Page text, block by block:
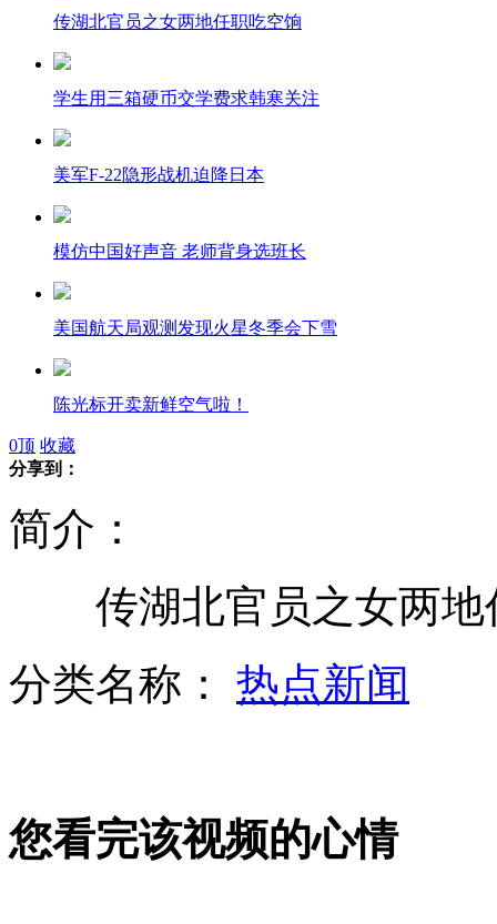
传湖北官员之女两地任职吃空饷
学生用三箱硬币交学费求韩寒关注
美军F-22隐形战机迫降日本
模仿中国好声音 老师背身选班长
美国航天局观测发现火星冬季会下雪
陈光标开卖新鲜空气啦！
85后城管队员出书 要改变公众误解
丈夫车祸获救返回为妻做人工呼吸
江苏：女职工设伏抓住偷窥“色狼”
0顶 收藏
分享到：
简介：
传湖北官员之女两地
分类名称： 热点新闻
您看完该视频的心情